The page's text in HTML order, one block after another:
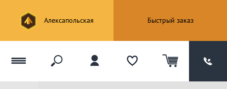
Алексапольская Быстрый заказ